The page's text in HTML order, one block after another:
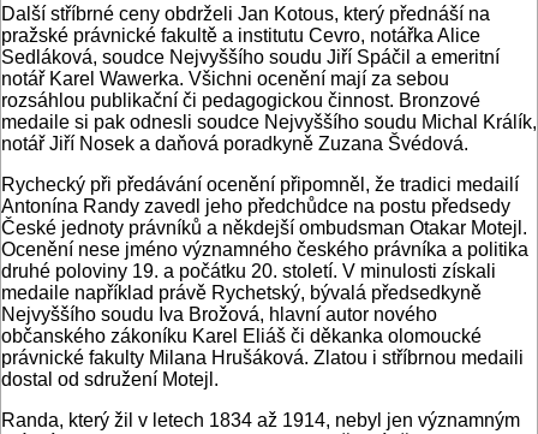
Další stříbrné ceny obdrželi Jan Kotous, který přednáší na
pražské právnické fakultě a institutu Cevro, notářka Alice
Sedláková, soudce Nejvyššího soudu Jiří Spáčil a emeritní
notář Karel Wawerka. Všichni ocenění mají za sebou
rozsáhlou publikační či pedagogickou činnost. Bronzové
medaile si pak odnesli soudce Nejvyššího soudu Michal Králík,
notář Jiří Nosek a daňová poradkyně Zuzana Švédová.
Rychecký při předávání ocenění připomněl, že tradici medailí
Antonína Randy zavedl jeho předchůdce na postu předsedy
České jednoty právníků a někdejší ombudsman Otakar Motejl.
Ocenění nese jméno významného českého právníka a politika
druhé poloviny 19. a počátku 20. století. V minulosti získali
medaile například právě Rychetský, bývalá předsedkyně
Nejvyššího soudu Iva Brožová, hlavní autor nového
občanského zákoníku Karel Eliáš či děkanka olomoucké
právnické fakulty Milana Hrušáková. Zlatou i stříbrnou medaili
dostal od sdružení Motejl.
Randa, který žil v letech 1834 až 1914, nebyl jen významným